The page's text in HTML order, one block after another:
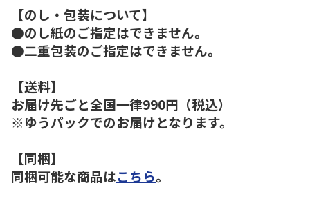
【のし・包装について】
●のし紙のご指定はできません。
●二重包装のご指定はできません。
【送料】
お届け先ごと全国一律990円（税込）
※ゆうパックでのお届けとなります。
【同梱】
同梱可能な商品はこちら。